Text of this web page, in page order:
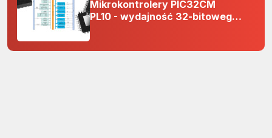
Mikrokontrolery PIC32CM
PL10 - wydajność 32-bitowego
projektach 5 V